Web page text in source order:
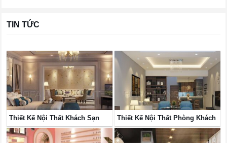
TIN TỨC
Thiết Kế Nội Thất Khách Sạn Thiết Kế Nội Thất Phòng Khách